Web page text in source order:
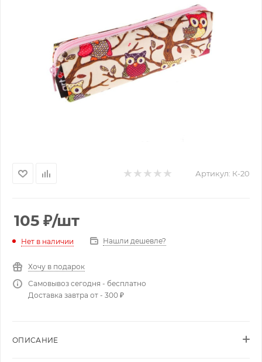
Артикул: К-20
105 ₽/шт
Нет в наличии Нашли дешевле?
Хочу в подарок
Самовывоз сегодня - бесплатно
Доставка завтра от - 300 ₽
ОПИСАНИЕ